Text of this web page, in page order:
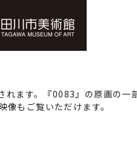
れます。『0083』の原画の一
もご覧いただけます。